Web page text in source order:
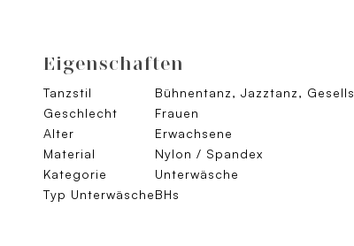
Eigenschaften
Tanzstil
Bühnentanz, Jazztanz,
Geschlecht
Frauen
Alter
Erwachsene
Material
Nylon / Spandex
Kategorie
Unterwäsche
Typ UnterwäscheBHs